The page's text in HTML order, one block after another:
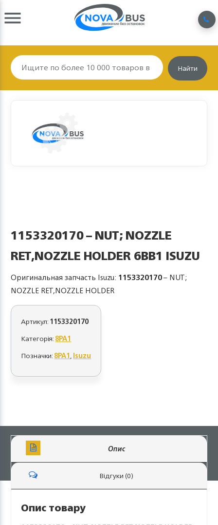
Найти
1153320170 – NUT; NOZZLE
RET,NOZZLE HOLDER 6BB1 ISUZU
Оригинальная запчасть Isuzu: 1153320170– NUT;
NOZZLE RET,NOZZLE HOLDER
Артикул:1153320170
Категорія:8PA1
Позначки:8PA1,Isuzu
Опис
Відгуки (0)
Опис товару